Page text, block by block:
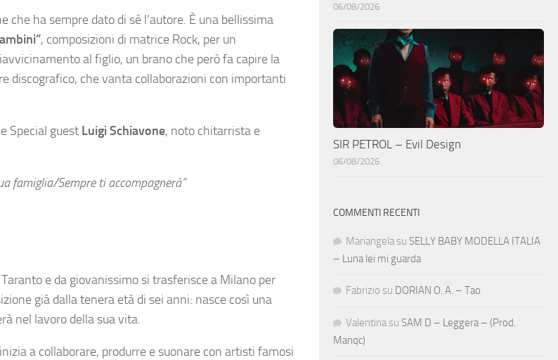
che ha sempre dato di sé l’autore. È una bellissima
, composizioni di matrice Rock, per un
al figlio, un brano che però fa capire la
discografico, che vanta collaborazioni con importanti
Special guest Luigi Schiavone, noto chitarrista e
famiglia/Sempre ti accompagnerà”
e da giovanissimo si trasferisce a Milano per
già dalla tenera età di sei anni: nasce così una
nel lavoro della sua vita.
a collaborare, produrre e suonare con artisti famosi
06/08/2026
SIR PETROL – Evil Design
06/08/2026
COMMENTI RECENTI
Mariangela su SELLY BABY MODELLA ITALIA
– Luna lei mi guarda
Fabrizio su DORIAN O. A. – Tao
Valentina su SAM D – Leggera – (Prod.
Manqc)